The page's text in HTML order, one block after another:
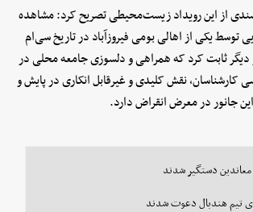
از این رویداد زیست‌محیطی تصریح کرد: مشاهده
توسط یکی از اهالی بومی فیروزآباد در تاریخ سی‌ام
۱۴۰۵، بار دیگر ثابت کرد که همراهی و دلسوزی جامعه محلی در
نقش کلیدی و غیرقابل انکاری در پایش و
جانور در معرض انقراض دارد.